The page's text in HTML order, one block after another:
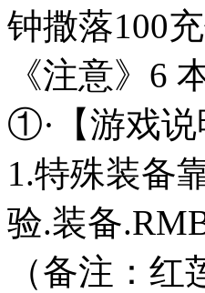
钟撒落100
《注意》6
①·【游戏说
1.特殊装备
验.装备
（备注：